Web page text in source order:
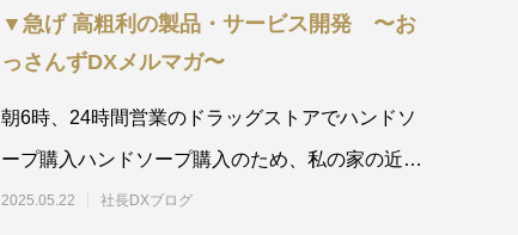
▼急げ 高粗利の製品・サービス開発 〜お
っさんずDXメルマガ〜
朝6時、24時間営業のドラッグストアでハンドソ
ープ購入ハンドソープ購入のため、私の家の近く
にある24時間営業のドラッ
2025.05.22 社長DXブログ